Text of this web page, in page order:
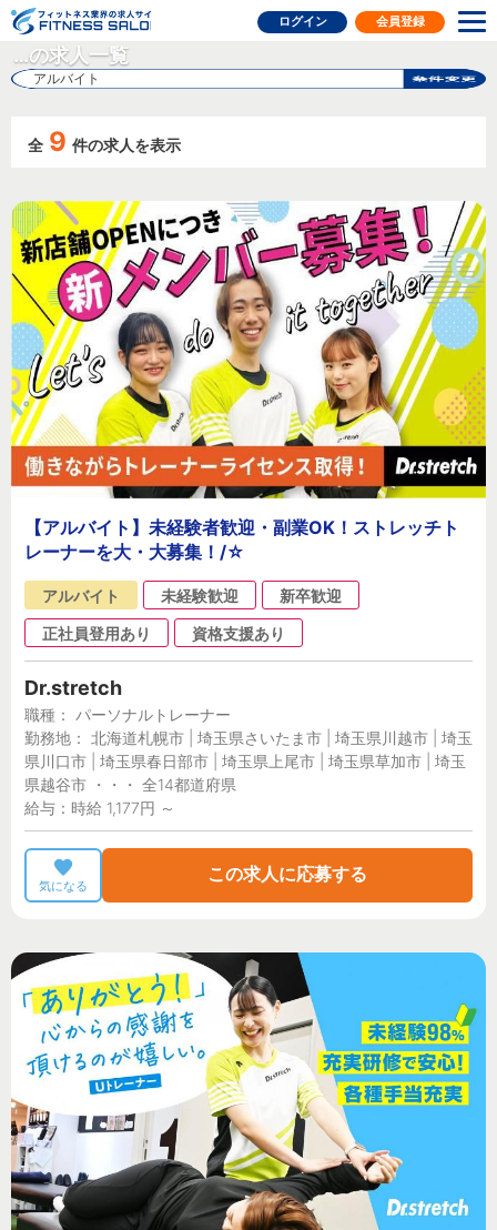
フィットネス業界の求人
ログイン 会員登録
…の求人一覧
アルバイト
全 9 件の求人を表示
【アルバイト】未経験者歓迎・副業OK！ストレッチト
レーナーを大・大募集！/☆
アルバイト 未経験歓迎
新卒歓迎
正社員登用あり
資格支援あり
Dr.stretch
職種： パーソナルトレーナー
勤務地： 北海道札幌市 | 埼玉県さいたま市 | 埼玉県川越市 | 埼玉
県川口市 | 埼玉県春日部市 | 埼玉県上尾市 | 埼玉県草加市 | 埼玉
県越谷市 ・・・ 全14都道府県
給与：時給 1,177円 ～
気になる
この求人に応募する